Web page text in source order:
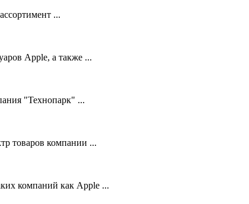
...
Apple, а также ...
"Технопарк" ...
товаров компании ...
компаний как Apple ...